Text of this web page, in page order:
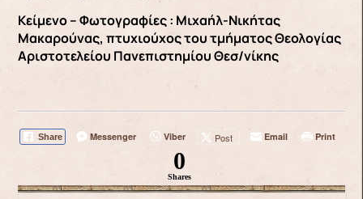
Κείμενο – Φωτογραφίες : Μιχαήλ-Νικήτας
Μακαρούνας, πτυχιούχος του τμήματος Θεολογίας
Αριστοτελείου Πανεπιστημίου Θεσ/νίκης
Share Messenger Viber Post Email Print
0
Shares